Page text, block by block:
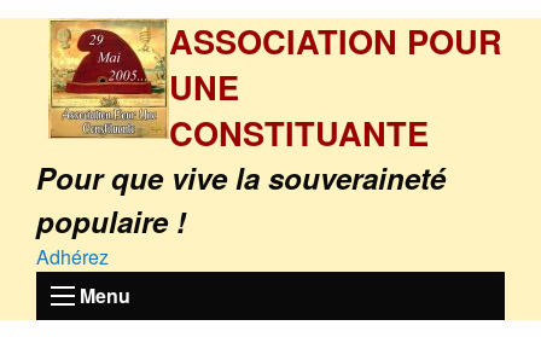
ASSOCIATION POUR
UNE
CONSTITUANTE
Pour que vive la souveraineté
populaire !
Adhérez
Menu